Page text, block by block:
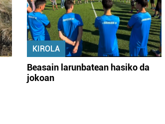
KIROLA
Beasain larunbatean hasiko da
jokoan